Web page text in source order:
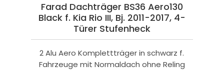
Farad Dachträger BS36 Aero130
Black f. Kia Rio III, Bj. 2011-2017, 4-
Türer Stufenheck
2 Alu Aero Komplettträger in schwarz f.
Fahrzeuge mit Normaldach ohne Reling